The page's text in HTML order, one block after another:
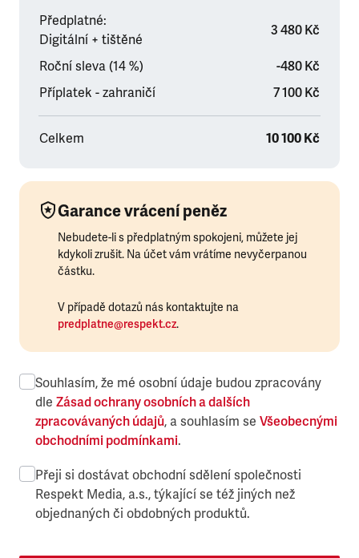
Předplatné:
Digitální + tištěné
3 480 Kč
Roční sleva (14 %)
-480 Kč
Příplatek - zahraničí
7 100 Kč
Celkem 10 100 Kč
Garance vrácení peněz
Nebudete-li s předplatným spokojeni, můžete jej
kdykoli zrušit. Na účet vám vrátíme nevyčerpanou
částku.
V případě dotazů nás kontaktujte na
predplatne@respekt.cz.
Souhlasím, že mé osobní údaje budou zpracovány
dle Zásad ochrany osobních a dalších
zpracovávaných údajů, a souhlasím se Všeobecnými
obchodními podmínkami.
Přeji si dostávat obchodní sdělení společnosti
Respekt Media, a.s., týkající se též jiných než
objednaných či obdobných produktů.